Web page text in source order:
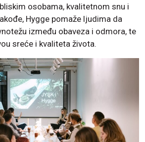
osobama, kvalitetnom snu i
Hygge pomaže ljudima da
između obaveza i odmora, te
sreće i kvaliteta života.